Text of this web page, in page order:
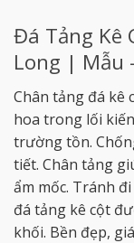
Đá Tảng Kê
Long | Mẫu
Chân tảng đá kê
hoa trong lối
trường tồn.
tiết. Chân tảng
ẩm mốc. Tránh
đá tảng kê cột
khối. Bền đẹp,